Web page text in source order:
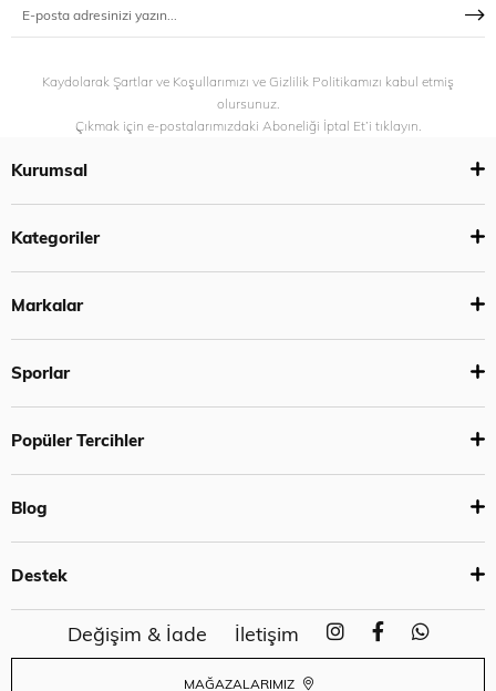
Kaydolarak Şartlar ve Koşullarımızı ve Gizlilik Politikamızı kabul etmiş
olursunuz.
Çıkmak için e-postalarımızdaki Aboneliği İptal Et’i tıklayın.
Kurumsal
Kategoriler
Markalar
Sporlar
Popüler Tercihler
Blog
Destek
Değişim & İade İletişim
MAĞAZALARIMIZ